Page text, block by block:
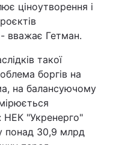
ціноутворення і
- вважає Гетман.
такої
боргів на
на балансуючому
НЕК "Укренерго"
понад 30,9 млрд